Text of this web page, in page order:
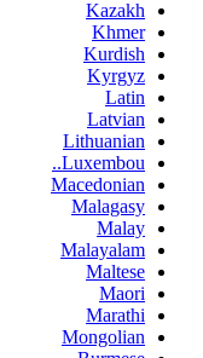
Kazakh
Khmer
Kurdish
Kyrgyz
Latin
Latvian
Lithuanian
Luxembou..
Macedonian
Malagasy
Malay
Malayalam
Maltese
Maori
Marathi
Mongolian